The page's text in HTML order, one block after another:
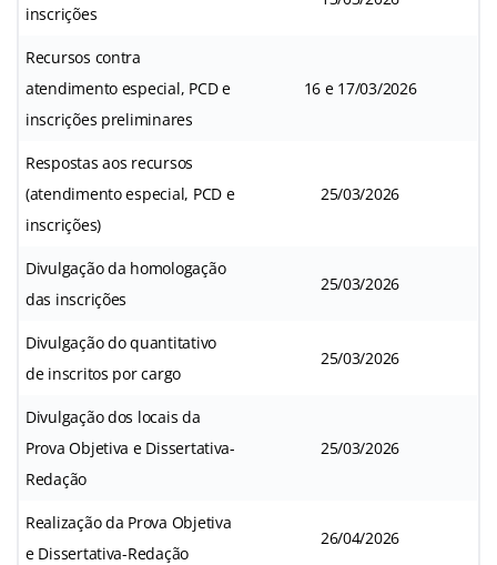
inscrições
Recursos contra
atendimento especial, PCD e
inscrições preliminares
16 e 17/03/2026
Respostas aos recursos
(atendimento especial, PCD e
inscrições)
25/03/2026
Divulgação da homologação
das inscrições
25/03/2026
Divulgação do quantitativo
de inscritos por cargo
25/03/2026
Divulgação dos locais da
Prova Objetiva e Dissertativa-
Redação
25/03/2026
Realização da Prova Objetiva
e Dissertativa-Redação
26/04/2026